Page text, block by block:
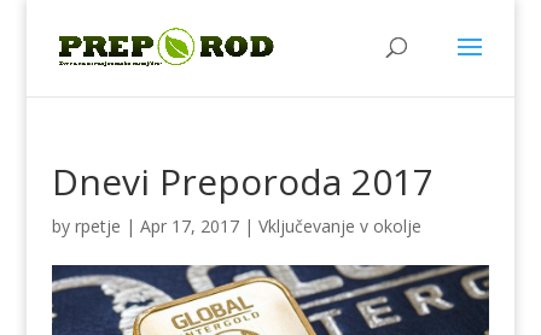
Dnevi Preporoda 2017
by rpetje | Apr 17, 2017| Vključevanje v okolje